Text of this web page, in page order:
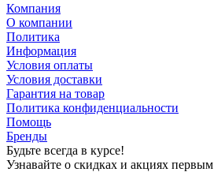
Компания
О компании
Политика
Информация
Условия оплаты
Условия доставки
Гарантия на товар
Политика конфиденциальности
Помощь
Бренды
Будьте всегда в курсе!
Узнавайте о скидках и акциях первым